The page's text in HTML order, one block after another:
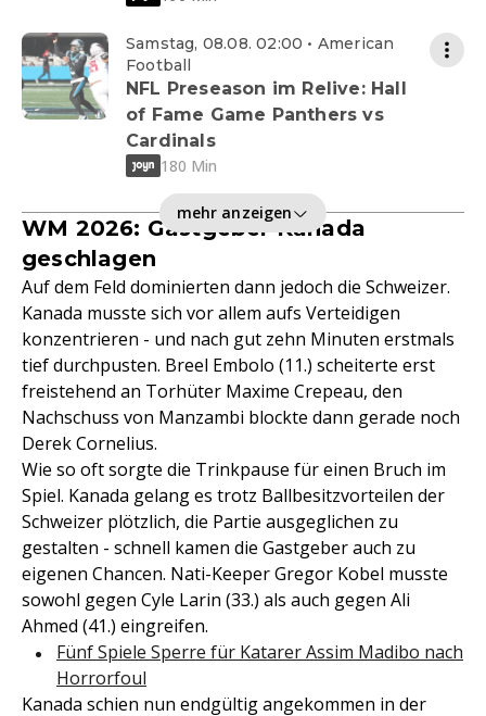
Samstag, 08.08. 02:00 • American
Football
NFL Preseason im Relive: Hall
of Fame Game Panthers vs
Cardinals
180 Min
mehr anzeigen
WM 2026: Gastgeber Kanada
geschlagen
Auf dem Feld dominierten dann jedoch die Schweizer.
Kanada musste sich vor allem aufs Verteidigen
konzentrieren - und nach gut zehn Minuten erstmals
tief durchpusten. Breel Embolo (11.) scheiterte erst
freistehend an Torhüter Maxime Crepeau, den
Nachschuss von Manzambi blockte dann gerade noch
Derek Cornelius.
Wie so oft sorgte die Trinkpause für einen Bruch im
Spiel. Kanada gelang es trotz Ballbesitzvorteilen der
Schweizer plötzlich, die Partie ausgeglichen zu
gestalten - schnell kamen die Gastgeber auch zu
eigenen Chancen. Nati-Keeper Gregor Kobel musste
sowohl gegen Cyle Larin (33.) als auch gegen Ali
Ahmed (41.) eingreifen.
Fünf Spiele Sperre für Katarer Assim Madibo nach
Horrorfoul
Kanada schien nun endgültig angekommen in der